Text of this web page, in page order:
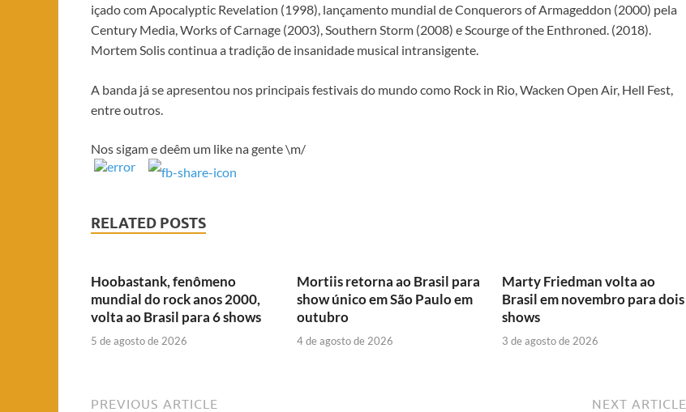
içado com Apocalyptic Revelation (1998), lançamento mundial de Conquerors of Armageddon (2000) pela
Century Media, Works of Carnage (2003), Southern Storm (2008) e Scourge of the Enthroned. (2018).
Mortem Solis continua a tradição de insanidade musical intransigente.
A banda já se apresentou nos principais festivais do mundo como Rock in Rio, Wacken Open Air, Hell Fest,
entre outros.
Nos sigam e deêm um like na gente \m/
RELATED POSTS
Hoobastank, fenômeno
mundial do rock anos 2000,
volta ao Brasil para 6 shows
5 de agosto de 2026
Mortiis retorna ao Brasil para
show único em São Paulo em
outubro
4 de agosto de 2026
Marty Friedman volta ao
Brasil em novembro para dois
shows
3 de agosto de 2026
PREVIOUS ARTICLE NEXT ARTICLE